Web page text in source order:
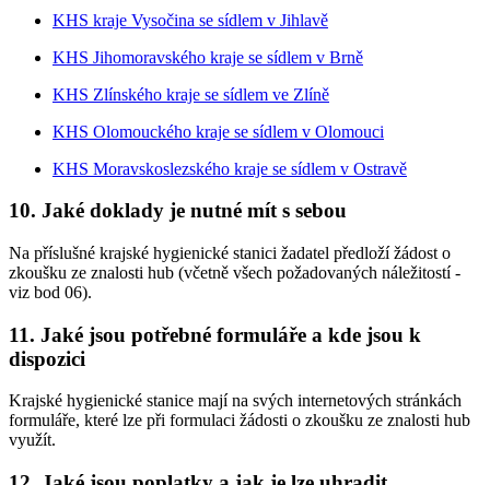
KHS kraje Vysočina se sídlem v Jihlavě
KHS Jihomoravského kraje se sídlem v Brně
KHS Zlínského kraje se sídlem ve Zlíně
KHS Olomouckého kraje se sídlem v Olomouci
KHS Moravskoslezského kraje se sídlem v Ostravě
10. Jaké doklady je nutné mít s sebou
Na příslušné krajské hygienické stanici žadatel předloží žádost o
zkoušku ze znalosti hub (včetně všech požadovaných náležitostí -
viz bod 06).
11. Jaké jsou potřebné formuláře a kde jsou k
dispozici
Krajské hygienické stanice mají na svých internetových stránkách
formuláře, které lze při formulaci žádosti o zkoušku ze znalosti hub
využít.